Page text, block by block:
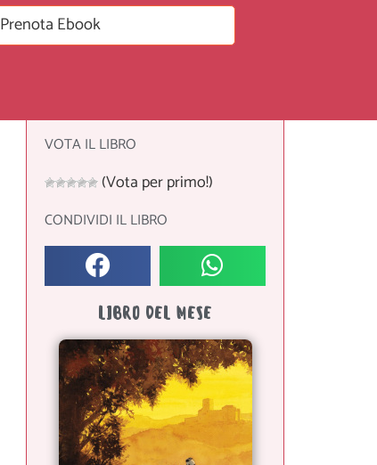
Prenota Ebook
VOTA IL LIBRO
(Vota per primo!)
CONDIVIDI IL LIBRO
LIBRO DEL MESE